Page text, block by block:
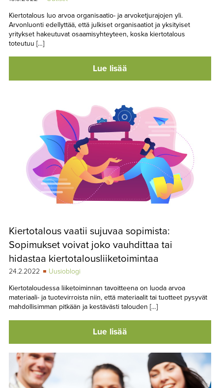
Kiertotalous luo arvoa organisaatio- ja arvoketjurajojen yli.
Arvonluonti edellyttää, että julkiset organisaatiot ja yksityiset
yritykset hakeutuvat osaamisyh­teyteen, koska kiertotalous
toteutuu […]
Lue lisää
Kiertotalous vaatii sujuvaa sopimista:
Sopimukset voivat joko vauhdittaa tai
hidastaa kiertotalousliiketoimintaa
24.2.2022
Uusioblogi
Kiertotaloudessa liiketoiminnan tavoitteena on luoda arvoa
materiaali- ja tuotevirroista niin, että materiaalit tai tuotteet pysyvät
mahdollisimman pitkään ja kestävästi talouden […]
Lue lisää